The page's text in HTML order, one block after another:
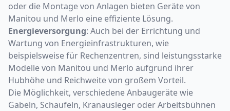
oder die Montage von Anlagen bieten Geräte von
Manitou und Merlo eine effiziente Lösung.
Energieversorgung: Auch bei der Errichtung und
Wartung von Energieinfrastrukturen, wie
beispielsweise für Rechenzentren, sind leistungsstarke
Modelle von Manitou und Merlo aufgrund ihrer
Hubhöhe und Reichweite von großem Vorteil.
Die Möglichkeit, verschiedene Anbaugeräte wie
Gabeln, Schaufeln, Kranausleger oder Arbeitsbühnen